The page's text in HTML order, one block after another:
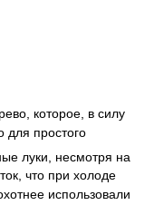
которое, в силу
для простого
луки, несмотря на
что при холоде
использовали